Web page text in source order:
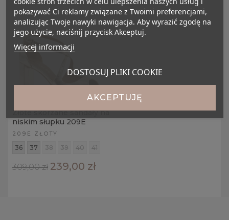
Złote skórzane sandały na
niskim słupku 209E
209E ZŁOTY
36 37 38 39 40 41
309,00 zł 239,00 zł
pokazywać Ci reklamy związane z Twoimi preferencjami,
analizując Twoje nawyki nawigacja. Aby wyrazić zgodę na
jego użycie, naciśnij przycisk Akceptuj.
Więcej informacji
DOSTOSUJ PLIKI COOKIE
AKCEPTUJĘ